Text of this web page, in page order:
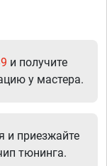
и получите
у мастера.
и приезжайте
тюнинга.